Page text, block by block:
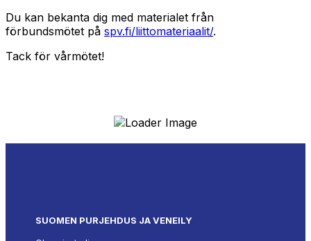
Du kan bekanta dig med materialet från
förbundsmötet på spv.fi/liittomateriaalit/.
Tack för vårmötet!
SUOMEN PURJEHDUS JA VENEILY